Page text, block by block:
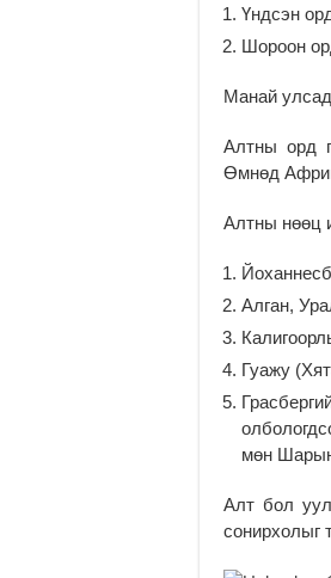
Үндсэн
Шороон
Манай
Алтны орд
Өмнөд
Алтны нөөц
Алган,
Гуажу
мөн Шарын
Алт бол уул
сонирхолыг